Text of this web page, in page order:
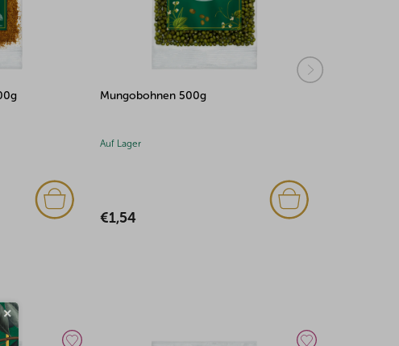
Schwarzaugenbohnen 500g
Auf Lager
€1,63
×